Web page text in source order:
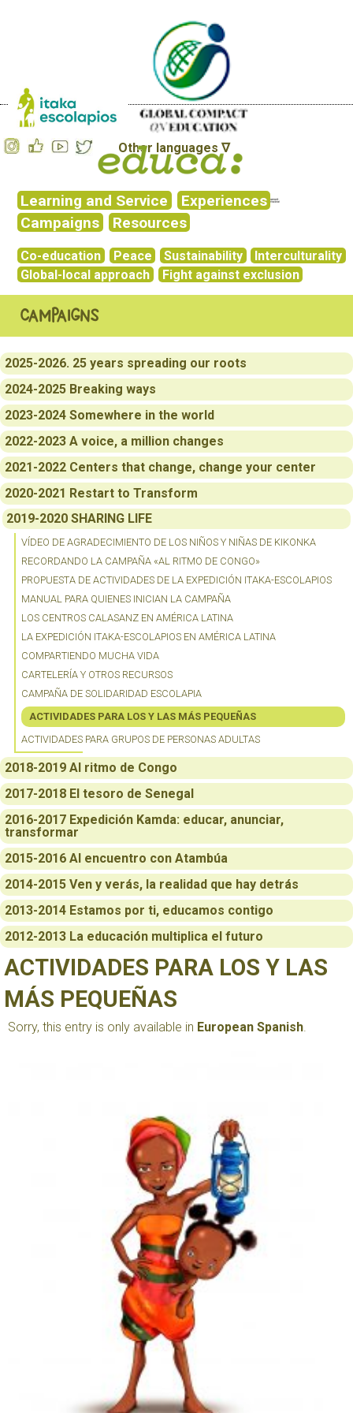
Other languages ∇
Learning and Service
Experiences
Campaigns
Resources
Co-education Peace Sustainability
Interculturality
Global-local approach
Fight against exclusion
Campaigns
2025-2026. 25 years spreading our roots
2024-2025 Breaking ways
2023-2024 Somewhere in the world
2022-2023 A voice, a million changes
2021-2022 Centers that change, change your center
2020-2021 Restart to Transform
2019-2020 SHARING LIFE
VÍDEO DE AGRADECIMIENTO DE LOS NIÑOS Y NIÑAS DE KIKONKA
RECORDANDO LA CAMPAÑA «AL RITMO DE CONGO»
PROPUESTA DE ACTIVIDADES DE LA EXPEDICIÓN ITAKA-ESCOLAPIOS
MANUAL PARA QUIENES INICIAN LA CAMPAÑA
LOS CENTROS CALASANZ EN AMÉRICA LATINA
LA EXPEDICIÓN ITAKA-ESCOLAPIOS EN AMÉRICA LATINA
COMPARTIENDO MUCHA VIDA
CARTELERÍA Y OTROS RECURSOS
CAMPAÑA DE SOLIDARIDAD ESCOLAPIA
ACTIVIDADES PARA LOS Y LAS MÁS PEQUEÑAS
ACTIVIDADES PARA GRUPOS DE PERSONAS ADULTAS
2018-2019 Al ritmo de Congo
2017-2018 El tesoro de Senegal
2016-2017 Expedición Kamda: educar, anunciar,
transformar
2015-2016 Al encuentro con Atambúa
2014-2015 Ven y verás, la realidad que hay detrás
2013-2014 Estamos por ti, educamos contigo
2012-2013 La educación multiplica el futuro
ACTIVIDADES PARA LOS Y LAS
MÁS PEQUEÑAS
Sorry, this entry is only available in European Spanish.